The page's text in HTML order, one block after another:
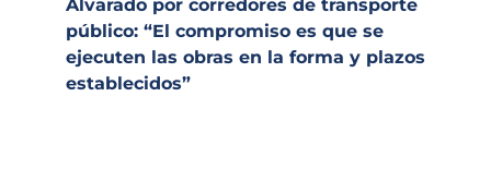
Alvarado por corredores de transporte
público: “El compromiso es que se
ejecuten las obras en la forma y plazos
establecidos”